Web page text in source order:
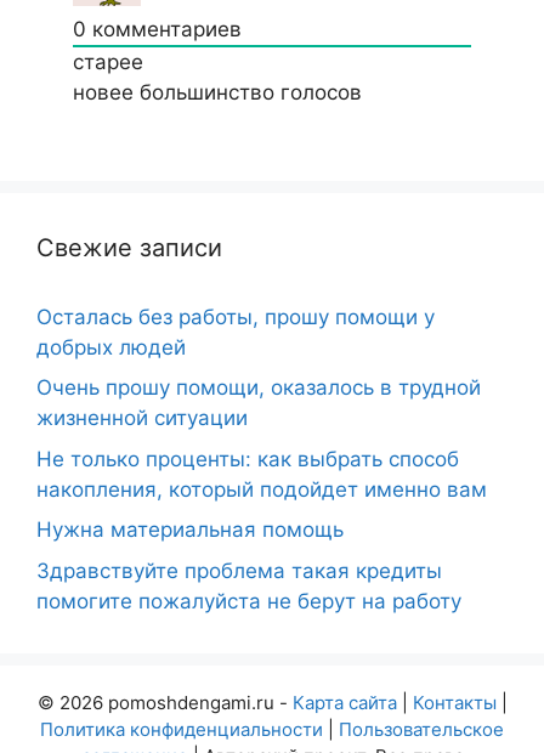
0 комментариев
старее
новее большинство голосов
Свежие записи
Осталась без работы, прошу помощи у
добрых людей
Очень прошу помощи, оказалось в трудной
жизненной ситуации
Не только проценты: как выбрать способ
накопления, который подойдет именно вам
Нужна материальная помощь
Здравствуйте проблема такая кредиты
помогите пожалуйста не берут на работу
© 2026 pomoshdengami.ru - Карта сайта| Контакты
Политика конфиденциальности
Пользовательское